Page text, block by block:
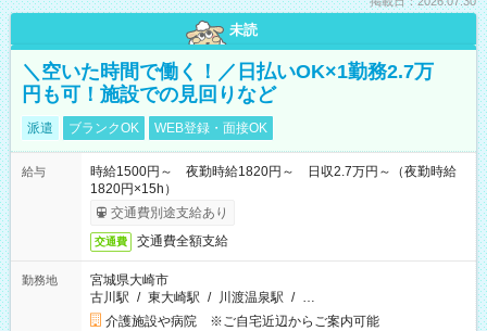
未読
＼空いた時間で働く！／日払いOK×1勤務2.7万
円も可！施設での見回りなど
派遣 ブランクOK WEB登録・面接OK
給与
時給1500円～ 夜勤時給1820円～ 日収2.7万円～（夜勤時給
1820円×15h）
交通費別途支給あり
交通費 交通費全額支給
勤務地
宮城県大崎市
古川駅 / 東大崎駅 / 川渡温泉駅 / …
介護施設や病院 ※ご自宅近辺からご案内可能